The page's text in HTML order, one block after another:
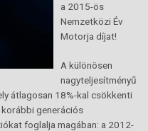
a 2015-ös
Nemzetközi Év
Motorja díjat!
A különösen
nagyteljesítményű
átlagosan 18%-kal csökkenti
generációs
foglalja magában: a 2012-